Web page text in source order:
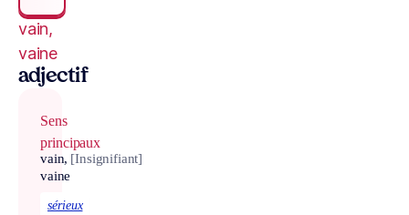
vain,
vaine
adjectif
Sens
principaux
vain,
vaine
[Insignifiant]
sérieux